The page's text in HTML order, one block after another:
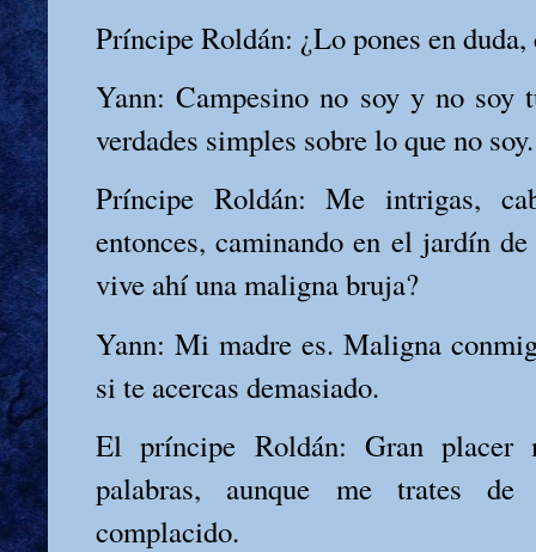
Príncipe Roldán: ¿Lo pones en duda,
Yann: Campesino no soy y no soy
verdades simples sobre lo que no soy.
Príncipe Roldán: Me intrigas,
entonces, caminando en el jardín
vive ahí una maligna bruja?
Yann: Mi madre es. Maligna
si te acercas demasiado.
El príncipe Roldán: Gran placer
palabras, aunque me trates de
complacido.